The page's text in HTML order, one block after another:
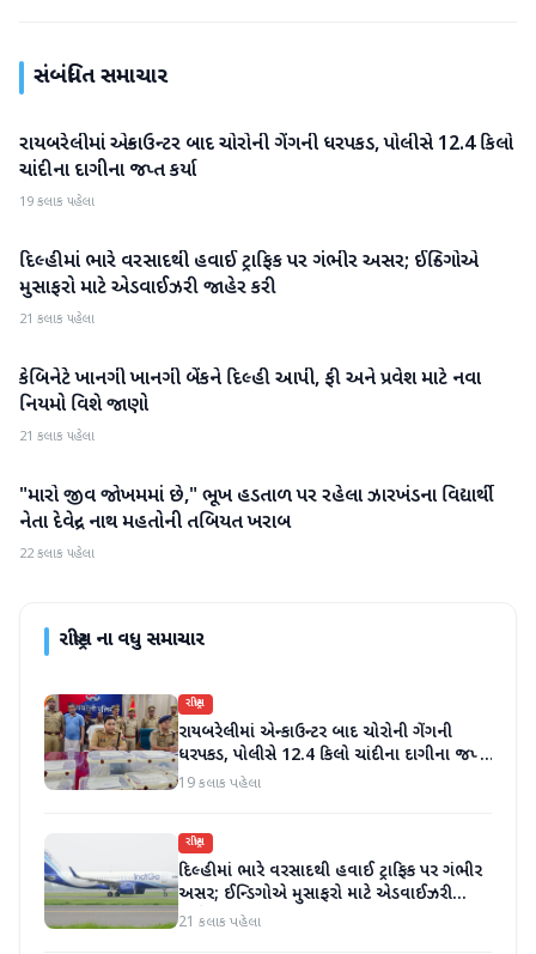
સંબંધિત સમાચાર
રાષ્ટ્રીય
રાયબરેલીમાં એન્કાઉન્ટર બાદ ચોરોની ગેંગની ધરપકડ, પોલીસે 12.4 કિલો
ચાંદીના દાગીના જપ્ત કર્યા
19 કલાક પહેલા
રાષ્ટ્રીય
દિલ્હીમાં ભારે વરસાદથી હવાઈ ટ્રાફિક પર ગંભીર અસર; ઈન્ડિગોએ
મુસાફરો માટે એડવાઈઝરી જાહેર કરી
21 કલાક પહેલા
રાષ્ટ્રીય
કેબિનેટે ખાનગી ખાનગી બેંકને દિલ્હી આપી, ફી અને પ્રવેશ માટે નવા
નિયમો વિશે જાણો
21 કલાક પહેલા
રાષ્ટ્રીય
"મારો જીવ જોખમમાં છે," ભૂખ હડતાળ પર રહેલા ઝારખંડના વિદ્યાર્થી
નેતા દેવેન્દ્ર નાથ મહતોની તબિયત ખરાબ
22 કલાક પહેલા
રાષ્ટ્રીયના વધુ સમાચાર
રાષ્ટ્રીય
રાયબરેલીમાં એન્કાઉન્ટર બાદ ચોરોની ગેંગની
ધરપકડ, પોલીસે 12.4 કિલો ચાંદીના દાગીના જપ્ત
કર્યા
19 કલાક પહેલા
રાષ્ટ્રીય
દિલ્હીમાં ભારે વરસાદથી હવાઈ ટ્રાફિક પર ગંભીર
અસર; ઈન્ડિગોએ મુસાફરો માટે એડવાઈઝરી
જાહેર કરી
21 કલાક પહેલા